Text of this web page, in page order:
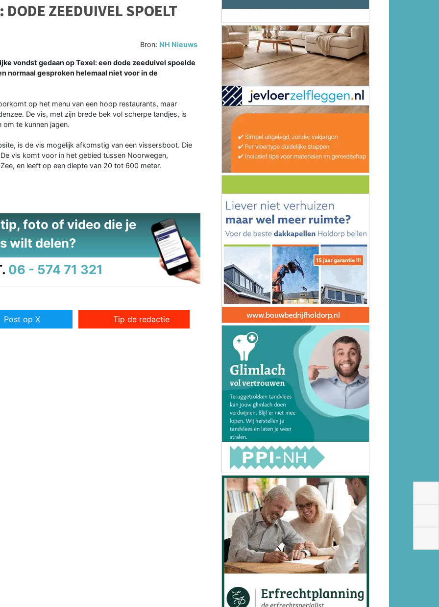
ZEEDUIVEL SPOELT
Bron: NH Nieuws
vondst gedaan op Texel: een dode zeeduivel spoelde
normaal gesproken helemaal niet voor in de
op het menu van een hoop restaurants, maar
De vis, met zijn brede bek vol scherpe tandjes, is
te kunnen jagen.
is de vis mogelijk afkomstig van een vissersboot. Die
vis komt voor in het gebied tussen Noorwegen,
en leeft op een diepte van 20 tot 600 meter.
foto of video die je
wilt delen?
06 - 574 71 321
Post op X Tip de redactie